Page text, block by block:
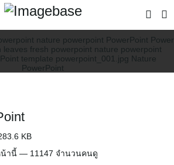
KB
านี้ — 11147 จำนวนคนดู